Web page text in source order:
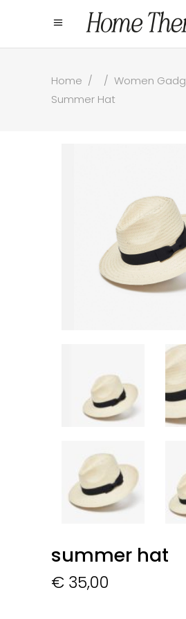
Home / / Women
Summer Hat
summer hat
€ 35,00